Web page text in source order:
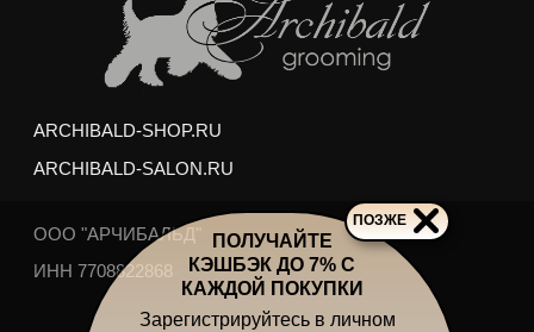
Груминг выполняется опытными стажерами
50% больше обычного времени, но
ОТ РАБОТЫ ПРОФ. ГРУМЕРА
м. пр. Вернадского,
пр. Вернадского 27/1
Отзывы наших клиентов-
моделей о груминге
ПОЛУЧАЙТЕ
КЭШБЭК ДО 7% С
КАЖДОЙ ПОКУПКИ
ПОЗЖЕ
Зарегистрируйтесь в личном